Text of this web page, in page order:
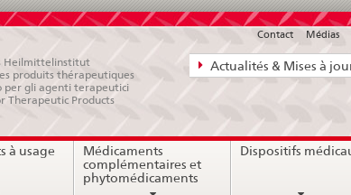
Navigation
directe:
bases
juridiques,
contact
Actualités & Mises à
Contact Médias
Heilmittelinstitut
produits thérapeutiques
per gli agenti terapeutici
Therapeutic Products
à usage
Médicaments
complémentaires et
phytomédicaments
Dispositifs